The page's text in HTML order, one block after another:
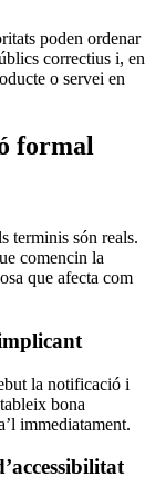
poden ordenar
correctius i, en
o servei en
formal
terminis són reals.
comencin la
que afecta com
la notificació i
bona
immediatament.